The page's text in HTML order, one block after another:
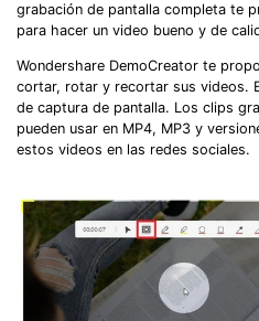
grabación de pantalla completa te
para hacer un video bueno y de
Wondershare DemoCreator te
cortar, rotar y recortar sus videos.
de captura de pantalla. Los clips
pueden usar en MP4, MP3 y
estos videos en las redes sociales.